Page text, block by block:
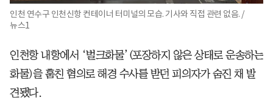
인천 연수구 인천신항 컨테이너 터미널의 모습. 기사와 직접 관련 없음. /
뉴스1
인천항 내항에서 ‘벌크화물’(포장하지 않은 상태로 운송하는
화물)을 훔친 혐의로 해경 수사를 받던 피의자가 숨진 채 발
견됐다.